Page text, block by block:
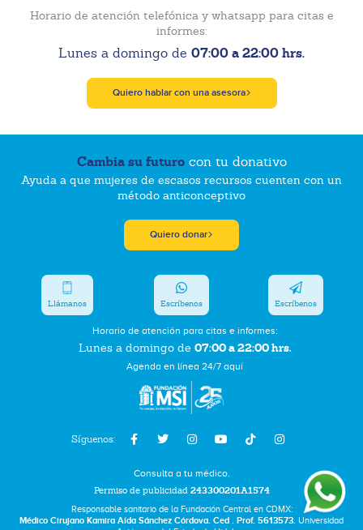
Horario de atención telefónica y whatsapp para citas e
informes:
Lunes a domingo de 07:00 a 22:00 hrs.
Quiero hablar con una asesora
Cambia su futurocon tu donativo
Ayuda a que mujeres de escasos recursos cuenten con un
método anticonceptivo
Quiero donar
Síguenos:
Horario de atención para citas e informes:
Lunes a domingo de 07:00 a 22:00 hrs.
Agenda en línea 24/7 aquí
Llámanos Escríbenos Escríbenos
Consulta a tu médico.
Permiso de publicidad 243300201A1574
Responsable sanitario de la Fundación Central en CDMX:
Médico Cirujano Kamira Aída Sánchez Córdova. Ced . Prof. 5613573. Universidad